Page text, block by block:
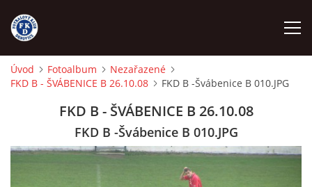
ÚVOD
Úvod Fotoalbum
Nezařazené
FKD B - ŠVÁBENICE B 26.10.08
FKD B -Švábenice B 010.JPG
FKD B - ŠVÁBENICE B 26.10.08
FKD B -Švábenice B 010.JPG